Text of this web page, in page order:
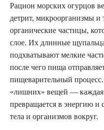
Рацион морских огурцов
детрит, микроорганизмы и
органические частицы,
слое. Их длинные
подхватывают мелкие
после чего пища
пищеварительный процесс.
«лишних» вещей — каждая
превращается в энергию и
тела и организмов вокруг.